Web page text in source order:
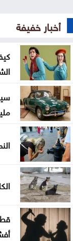
أوغندا توافق
إسطنبول ..
مضيق البوسفور
الأردن يدين
جرمانا بريف
غوتيريش يدعو
المدنيين
علامات تجارية
الدفاع
حوثي وتتوعد بالرد
أخبار خفيفة